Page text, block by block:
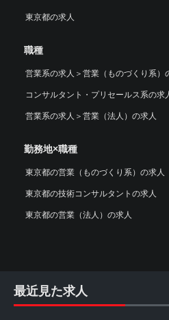
東京都の求人
職種
営業系の求人 ＞ 営業（ものづくり系）
コンサルタント・プリセールス系の求
営業系の求人 ＞ 営業（法人）の求人
勤務地×職種
東京都の営業（ものづくり系）の求人
東京都の技術コンサルタントの求人
東京都の営業（法人）の求人
最近見た求人